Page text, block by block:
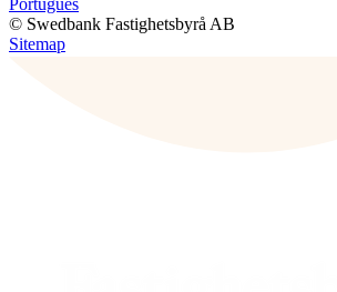
Português
© Swedbank Fastighetsbyrå AB
Sitemap